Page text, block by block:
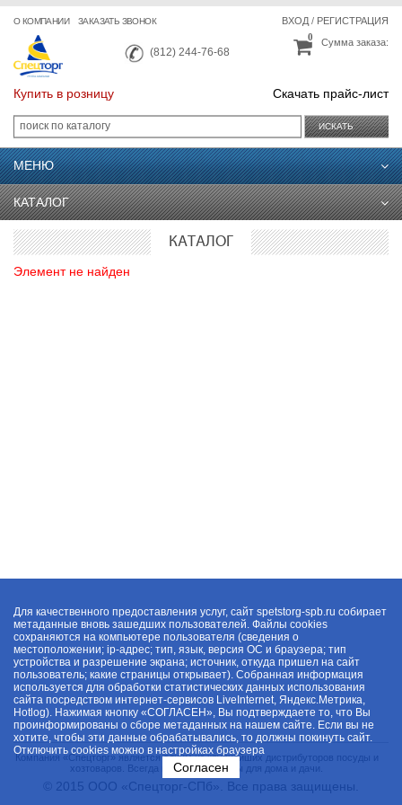
О КОМПАНИИ ЗАКАЗАТЬ ЗВОНОК
(812) 244-76-68
ВХОД/ РЕГИСТРАЦИЯ
Сумма заказа:
0
Купить в розницу Скачать прайс-лист
ИСКАТЬ
МЕНЮ
КАТАЛОГ
КАТАЛОГ
Элемент не найден
Компания «Спецторг» является одним из крупнейших дистрибуторов посуды и
хозтоваров. Всегда в наличии товары для дома и дачи.
© 2015 ООО «Спецторг-СПб». Все права защищены.
Для качественного предоставления услуг, сайт spetstorg-spb.ru собирает
метаданные вновь зашедших пользователей. Файлы cookies
сохраняются на компьютере пользователя (сведения о
местоположении; ip-адрес; тип, язык, версия ОС и браузера; тип
устройства и разрешение экрана; источник, откуда пришел на сайт
пользователь; какие страницы открывает). Собранная информация
используется для обработки статистических данных использования
сайта посредством интернет-сервисов LiveInternet, Яндекс.Метрика,
Hotlog). Нажимая кнопку «СОГЛАСЕН», Вы подтверждаете то, что Вы
проинформированы о сборе метаданных на нашем сайте. Если вы не
хотите, чтобы эти данные обрабатывались, то должны покинуть сайт.
Отключить cookies можно в настройках браузера
Согласен